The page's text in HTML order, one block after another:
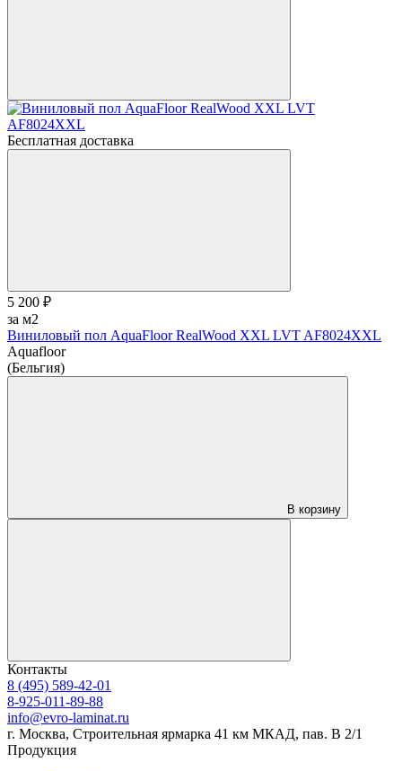
Бесплатная доставка
5 200 ₽
за м2
Виниловый пол AquaFloor RealWood XХL LVT AF8024XXL
Aquafloor
(Бельгия)
В корзину
Контакты
8 (495) 589-42-01
8-925-011-89-88
info@evro-laminat.ru
г. Москва, Строительная ярмарка 41 км МКАД, пав. В 2/1
Продукция